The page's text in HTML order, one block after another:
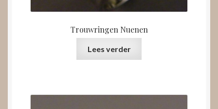
Trouwringen Nuenen
Lees verder